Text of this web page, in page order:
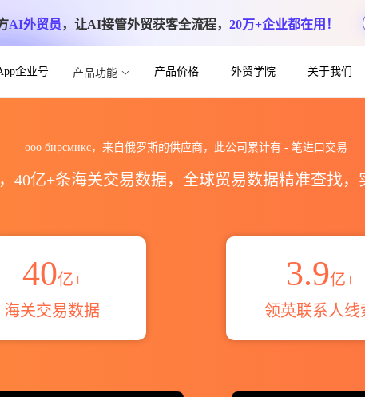
AI外贸员，让AI接管外贸获客全流程， 20万+企业都在用！
企业号 产品功能 产品价格 外贸学院 关于我们
ооо бирсмикс，来自俄罗斯的供应商，此公司累计有 - 笔进口交易
40亿+条海关交易数据，全球贸易数据精准查找
40亿+
海关交易数据
3.9亿+
领英联系人线